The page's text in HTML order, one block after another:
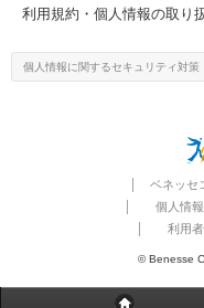
利用規約・個人情報の取り
個人情報に関するセキュリティ対策
ベネッセ
個人情
利用
© Benesse